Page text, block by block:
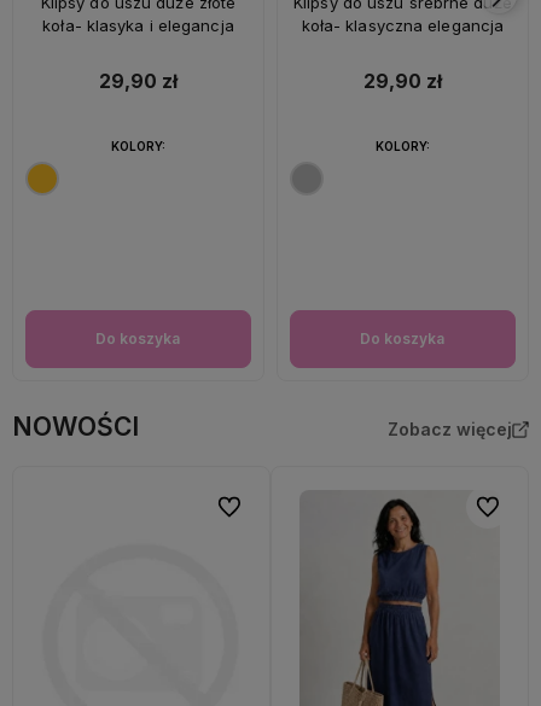
koła- klasyka i elegancja
29,90 zł
Do koszyka
KOLORY:
koła- klasyczna elegancja
29,90 zł
Do koszyka
KOLORY:
NOWOŚCI Zobacz więcej
Do ulubionych Do